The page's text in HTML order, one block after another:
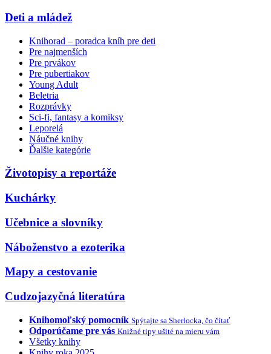
Deti a mládež
Knihorad – poradca kníh pre deti
Pre najmenších
Pre prvákov
Pre pubertiakov
Young Adult
Beletria
Rozprávky
Sci-fi, fantasy a komiksy
Leporelá
Náučné knihy
Ďalšie kategórie
Životopisy a reportáže
Kuchárky
Učebnice a slovníky
Náboženstvo a ezoterika
Mapy a cestovanie
Cudzojazyčná literatúra
Knihomoľský pomocník Spýtajte sa Sherlocka, čo čítať
Odporúčame pre vás Knižné tipy ušité na mieru vám
Všetky knihy